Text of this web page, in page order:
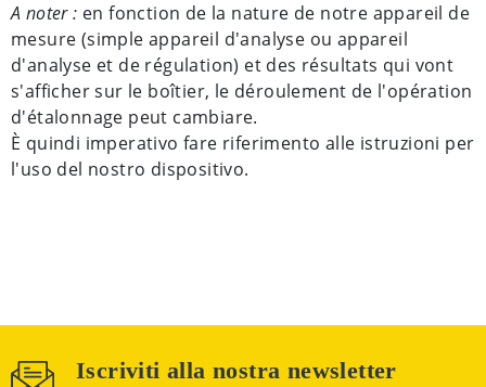
A noter : en fonction de la nature de notre appareil de
mesure (simple appareil d'analyse ou appareil
d'analyse et de régulation) et des résultats qui vont
s'afficher sur le boîtier, le déroulement de l'opération
d'étalonnage peut cambiare.
È quindi imperativo fare riferimento alle istruzioni per
l'uso del nostro dispositivo.
Iscriviti alla nostra newsletter